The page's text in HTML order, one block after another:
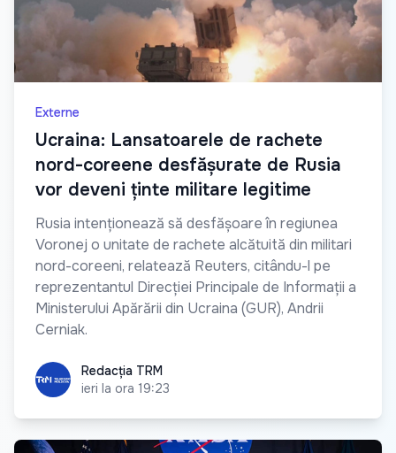
Externe
Ucraina: Lansatoarele de rachete
nord-coreene desfășurate de Rusia
vor deveni ținte militare legitime
Rusia intenționează să desfășoare în regiunea
Voronej o unitate de rachete alcătuită din militari
nord-coreeni, relatează Reuters, citându-l pe
reprezentantul Direcției Principale de Informații a
Ministerului Apărării din Ucraina (GUR), Andrii
Cerniak.
Redacția TRM
Redacția TRM
ieri la ora 19:23